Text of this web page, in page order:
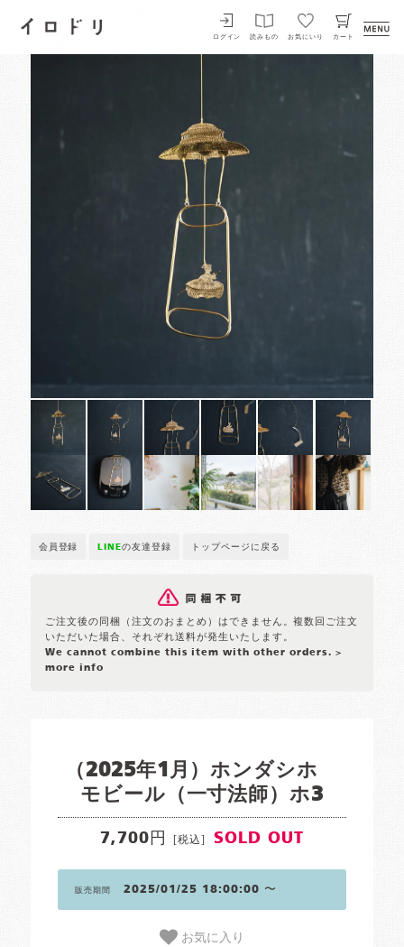
イロドリ
ログイン 読みもの お気にいり カート
会員登録 LINEの友達登録 トップページに戻る
ご注文後の同梱（注文のおまとめ）はできません。複数回ご注文
いただいた場合、それぞれ送料が発生いたします。
We cannot combine this item with other orders. >
more info
（2025年1月）ホンダシホ
モビール（一寸法師）ホ3
7,700円 [税込] SOLD OUT
販売期間 2025/01/25 18:00:00 〜
お気に入り